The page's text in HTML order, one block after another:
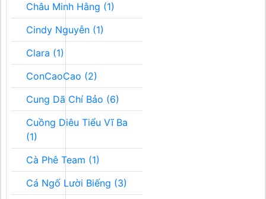
Châu Minh Hằng (1)
Cindy Nguyễn (1)
Clara (1)
ConCaoCao (2)
Cung Dã Chí Bảo (6)
Cuồng Diêu Tiểu Vĩ Ba
(1)
Cà Phê Team (1)
Cá Ngố Lười Biếng (3)